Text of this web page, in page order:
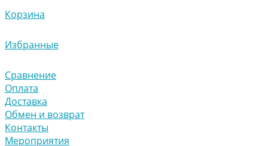
Корзина
Избранные
Сравнение
Оплата
Доставка
Обмен и возврат
Контакты
Мероприятия